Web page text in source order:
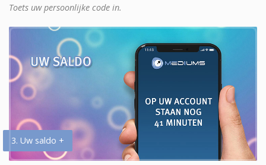
Toets uw persoonlijke code in.
3. Uw saldo +